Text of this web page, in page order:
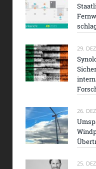
29.
26.
25.